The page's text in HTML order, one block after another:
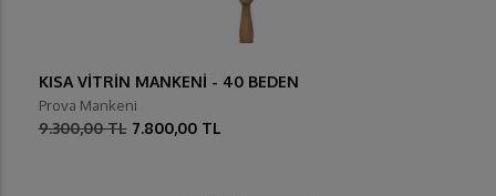
KISA VİTRİN MANKENİ - 40 BEDEN
Prova Mankeni
9.300,00 TL 7.800,00 TL